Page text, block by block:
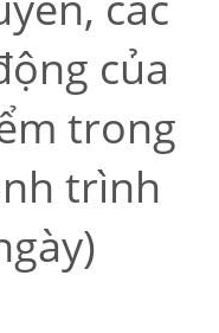
của
trong
trình